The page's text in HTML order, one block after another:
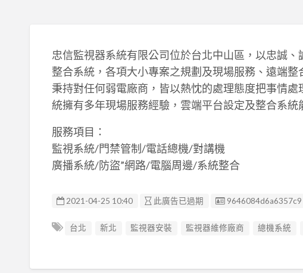
忠信監視器系統有限公司位於台北中山區，以忠誠
整合系統，各項大小專案之規劃及現場服務、遠端
秉持對任何弱電廠商，皆以熱忱的處理態度把事情
統擁有多年現場服務經驗，雲端平台設定及整合系統
服務項目：
監視系統/門禁管制/電話總機/對講機
廣播系統/防盜”網路/電腦周邊/系統整合
2021-04-25 10:40 此廣告已過期 廣告编號
9646084d6a6357c9
台北 新北 監視器安裝 監視器維修廠商 總機系統